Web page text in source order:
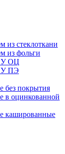
из стеклоткани
из фольги
ОЦ
ПЭ
без покрытия
в оцинкованной
кашированные